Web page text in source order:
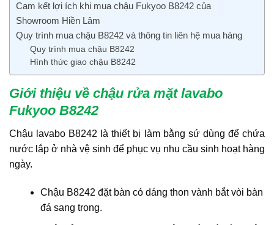
Cam kết lợi ích khi mua chậu Fukyoo B8242 của
Showroom Hiền Lâm
Quy trình mua chậu B8242 và thông tin liên hệ mua hàng
Quy trình mua chậu B8242
Hình thức giao chậu B8242
Giới thiệu về chậu rửa mặt lavabo
Fukyoo B8242
Chậu lavabo B8242 là thiết bị làm bằng sứ dùng để chứa
nước lắp ở nhà vệ sinh để phục vụ nhu cầu sinh hoạt hàng
ngày.
Chậu B8242 đặt bàn có dáng thon vành bắt vòi bàn
đá sang trọng.